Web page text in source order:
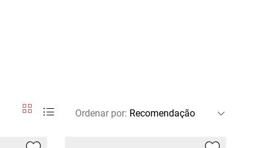
Ordenar por: